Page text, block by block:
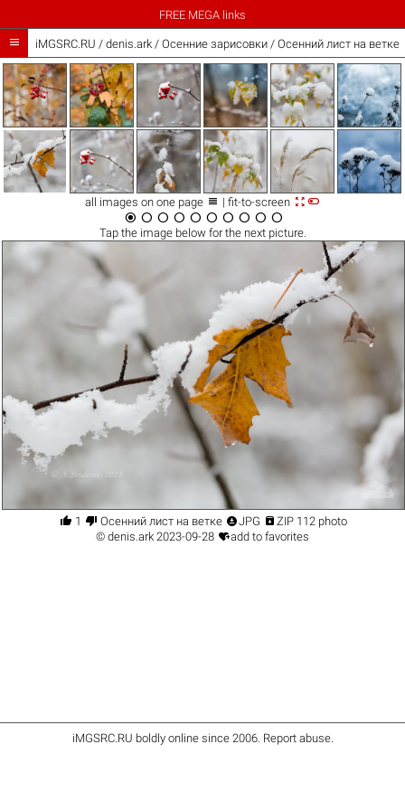
FREE MEGA links
 iMGSRC.RU / denis.ark/ Осенние зарисовки / Осенний лист на ветке
all images on one page  | fit-to-screen 
         
Tap the imagebelow for the next picture.
 1  Осенний лист на ветке JPG  ZIP 112 photo
© denis.ark 2023-09-28 add to favorites
iMGSRC.RU boldly online since 2006. Report abuse.